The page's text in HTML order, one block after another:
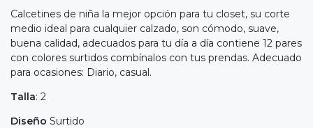
Calcetines de niña la mejor opción para tu closet, su corte
medio ideal para cualquier calzado, son cómodo, suave,
buena calidad, adecuados para tu día a día contiene 12 pares
con colores surtidos combínalos con tus prendas. Adecuado
para ocasiones: Diario, casual.
Talla: 2
Diseño Surtido